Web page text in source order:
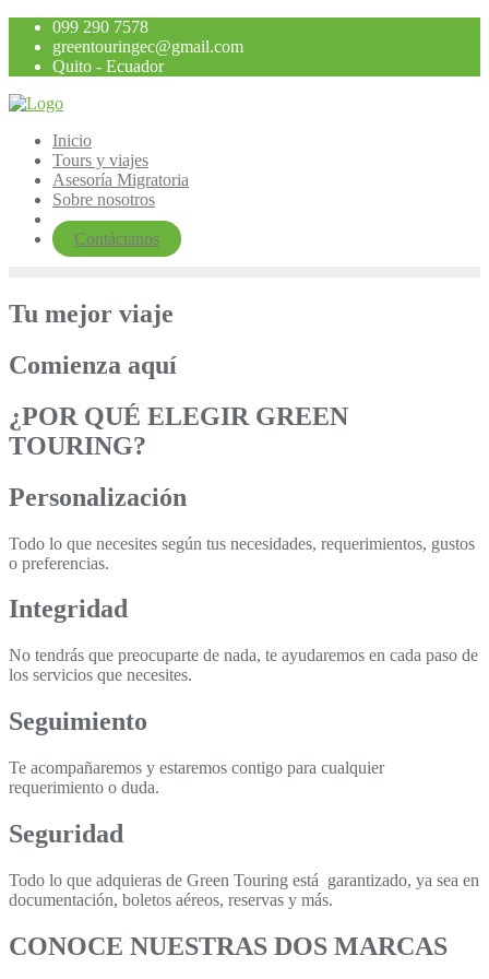
Saltar
contenido
099 290 7578
greentouringec@gmail.com
Quito - Ecuador
Inicio
Tours y viajes
Asesoría Migratoria
Sobre nosotros
Contáctanos
Tu mejor viaje
Comienza aquí
¿POR QUÉ ELEGIR GREEN
TOURING?
Personalización
Todo lo que necesites según tus necesidades, requerimientos, gustos
o preferencias.
Integridad
No tendrás que preocuparte de nada, te ayudaremos en cada paso de
los servicios que necesites.
Seguimiento
Te acompañaremos y estaremos contigo para cualquier
requerimiento o duda.
Seguridad
Todo lo que adquieras de Green Touring está garantizado, ya sea en
documentación, boletos aéreos, reservas y más.
CONOCE NUESTRAS DOS MARCAS